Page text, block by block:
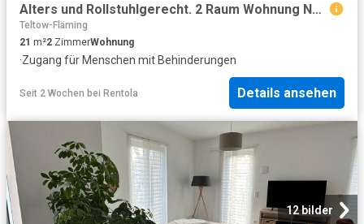
Alters und Rollstuhlgerecht. 2 Raum Wohnung Nähe Bahnhof Jüterbog
Teltow-Fläming
21 m²2 ZimmerWohnung
·Zugang für Menschen mit Behinderungen
Seit 2 Wochen bei Rentola Details ansehen
12 bilder